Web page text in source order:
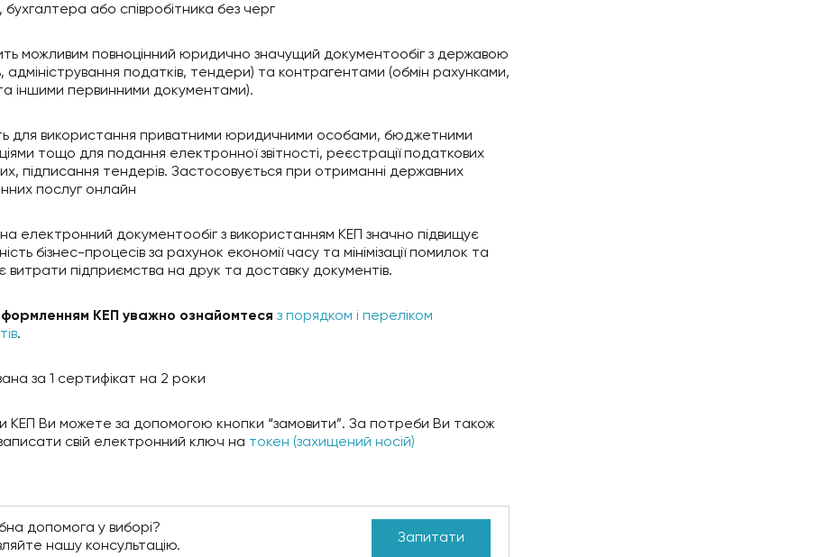
бухгалтера або співробітника без черг
можливим повноцінний юридично значущий документообіг з державою
адміністрування податків, тендери) та контрагентами (обмін рахунками,
іншими первинними документами).
для використання приватними юридичними особами, бюджетними
тощо для подання електронної звітності, реєстрації податкових
підписання тендерів. Застосовується при отриманні державних
послуг онлайн
на електронний документообіг з використанням КЕП значно підвищує
бізнес-процесів за рахунок економії часу та мінімізації помилок та
витрати підприємства на друк та доставку документів.
КЕП уважно ознайомтеся з порядком і переліком
.
за 1 сертифікат на 2 роки
КЕП Ви можете за допомогою кнопки “замовити”. За потреби Ви також
свій електронний ключ на токен (захищений носій)
допомога у виборі?
нашу консультацію.
Запитати